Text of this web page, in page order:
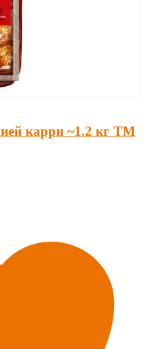
карри ~1.2 кг ТМ